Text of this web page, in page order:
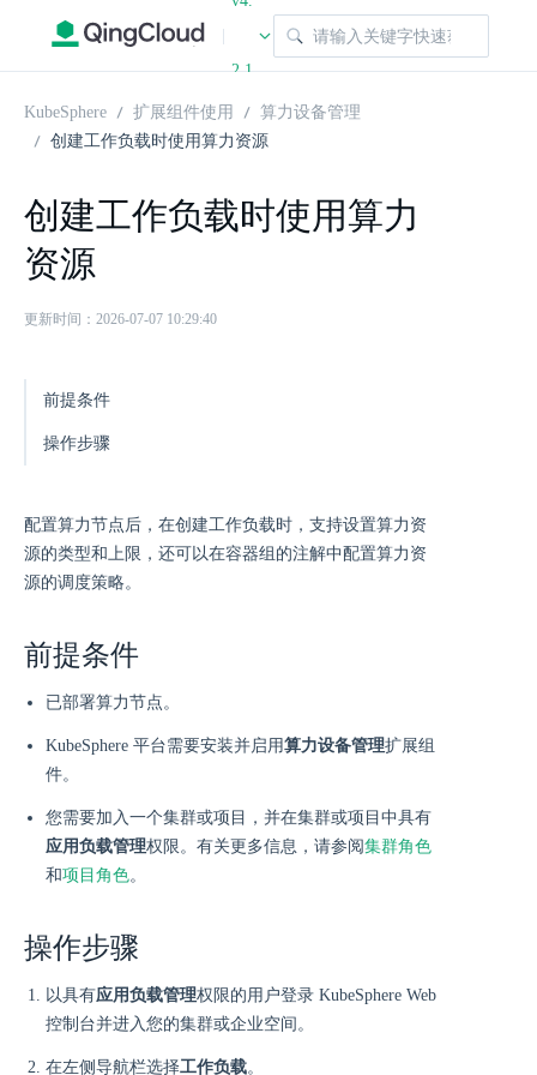
|
2.1
KubeSphere 扩展组件使用
算力设备管理
创建工作负载时使用算力资源
创建工作负载时使用算力
资源
更新时间：2026-07-07 10:29:40
前提条件
操作步骤
配置算力节点后，在创建工作负载时，支持设置算力资
源的类型和上限，还可以在容器组的注解中配置算力资
源的调度策略。
前提条件
已部署算力节点。
KubeSphere 平台需要安装并启用算力设备管理扩展组
件。
您需要加入一个集群或项目，并在集群或项目中具有
应用负载管理权限。有关更多信息，请参阅集群角色
和项目角色。
操作步骤
以具有应用负载管理权限的用户登录 KubeSphere Web
控制台并进入您的集群或企业空间。
在左侧导航栏选择工作负载。